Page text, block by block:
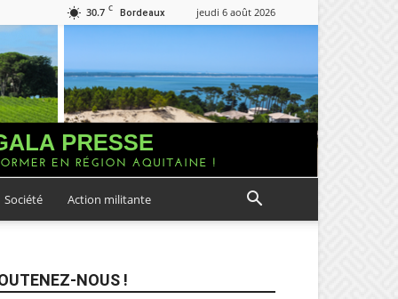
30.7 C Bordeaux jeudi 6 août 2026
Société Action militante
NOUS !